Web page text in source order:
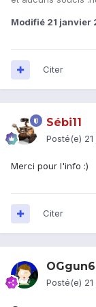
Modifié 21 janvier
Citer
Sébi11
Posté(e)
Merci pour l'info :)
Citer
Posté(e)